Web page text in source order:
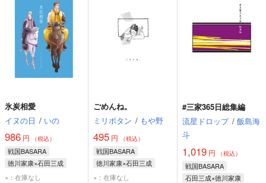
氷炭相愛
イヌの日 / いの
986 円 （税込）
戦国BASARA
徳川家康×石田三成
徳川家康
×：在庫なし
ごめんね。
ミリボタン / もや野
495 円 （税込）
戦国BASARA
徳川家康×石田三成
徳川家康
×：在庫なし
#三家365日総集編
流星ドロップ / 飯島海
斗
1,019円 （税込）
戦国BASARA
石田三成×徳川家康